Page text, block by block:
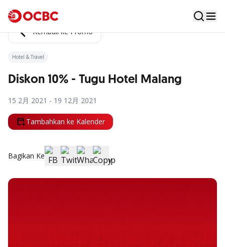
Kembali ke Promo
Hotel & Travel
Diskon 10% - Tugu Hotel Malang
15 2月 2021 - 19 12月 2021
Tambahkan ke Kalender
Bagikan Ke